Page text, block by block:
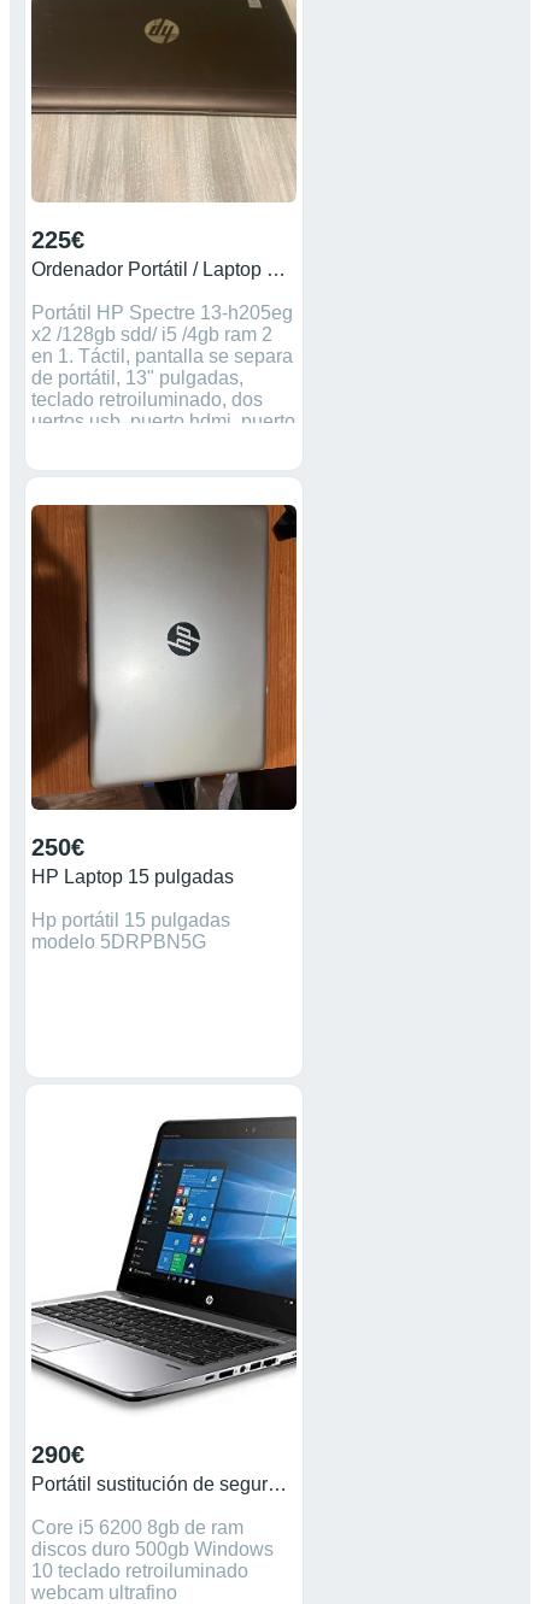
225€
Ordenador Portátil / Laptop HP Spectre 13-h205eg
Portátil HP Spectre 13-h205eg
x2 /128gb sdd/ i5 /4gb ram 2
en 1. Táctil, pantalla se separa
de portátil, 13" pulgadas,
teclado retroiluminado, dos
uertos usb, puerto hdmi, puerto
por medio de micro sd, cuenta
incluido.
250€
HP Laptop 15 pulgadas
Hp portátil 15 pulgadas
modelo 5DRPBN5G
290€
Portátil sustitución de seguro nuevo
Core i5 6200 8gb de ram
discos duro 500gb Windows
10 teclado retroiluminado
webcam ultrafino